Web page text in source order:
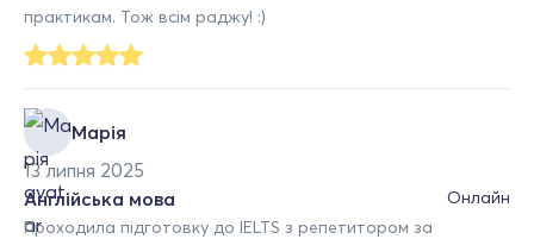
практикам. Тож всім раджу! :)
Марія
13 липня 2025
Онлайн
Англійська мова
Проходила підготовку до IELTS з репетитором за